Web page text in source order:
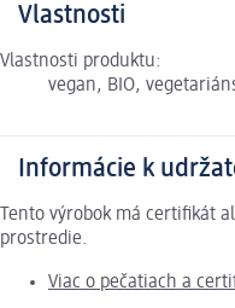
Vlastnosti
Vlastnosti produktu:
vegan, BIO,
Informácie k
Tento výrobok má certifikát
prostredie.
Viac o pečatiach a